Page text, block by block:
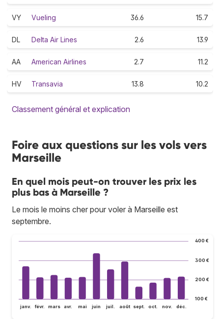
VY Vueling 36.6 15.7
DL Delta Air Lines 2.6 13.9
AA American Airlines 2.7 11.2
HV Transavia 13.8 10.2
Classement général et explication
Foire aux questions sur les vols vers
Marseille
En quel mois peut-on trouver les prix les
plus bas à Marseille ?
Le mois le moins cher pour voler à Marseille est
septembre.
100 €
200 €
300 €
400 €
janv. févr. mars avr. mai juin juil. août sept. oct. nov. déc.